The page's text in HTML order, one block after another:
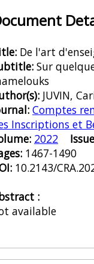
De l'art
Sur
JUVIN,
Comptes
Inscriptions et
2022
1467-1490
10.2143/
:
available